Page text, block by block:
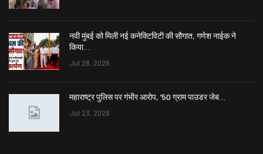
नवी मुंबई को मिली नई कनेक्टिविटी की सौगात, गणेश नाईक ने
किया…
Jul 28, 2026
महाराष्ट्र पुलिस पर गंभीर आरोप, ’50 ग्राम पाउडर जेब…
Jul 23, 2026